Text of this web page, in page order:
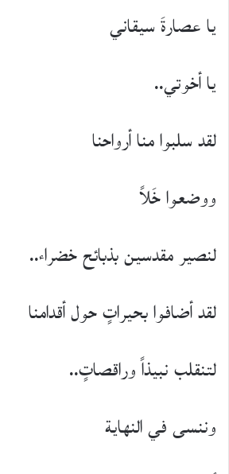
يا عصارةَ سيقاني
يا أخوتي..
لقد سلبوا منا أرواحنا
ووضعوا خَلاً
لنصير مقدسين بذبائح خضراء..
لقد أضافوا بحيراتٍ حول أقدامنا
لتنقلب نبيذاً وراقصاتٍ..
وننسى في النهاية